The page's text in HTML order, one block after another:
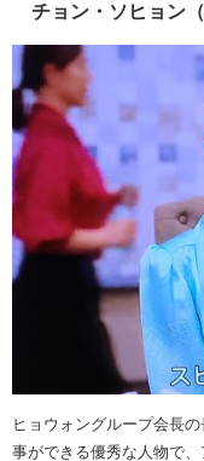
チョン・ソヒョン
ヒョウォングループ会長
事ができる優秀な人物で